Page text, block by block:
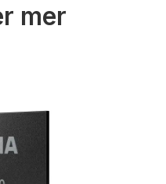
mer